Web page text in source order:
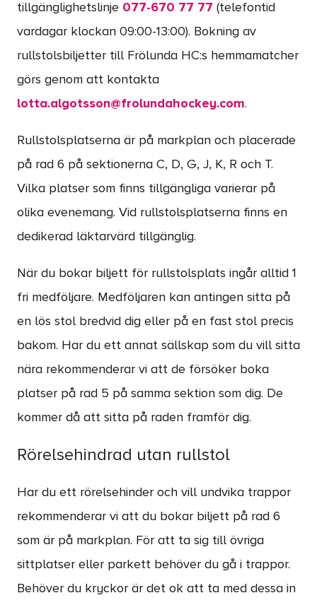
tillgänglighetslinje 077-670 77 77 (telefontid
vardagar klockan 09:00-13:00). Bokning av
rullstolsbiljetter till Frölunda HC:s hemmamatcher
görs genom att kontakta
lotta.algotsson@frolundahockey.com.
Rullstolsplatserna är på markplan och placerade
på rad 6 på sektionerna C, D, G, J, K, R och T.
Vilka platser som finns tillgängliga varierar på
olika evenemang. Vid rullstolsplatserna finns en
dedikerad läktarvärd tillgänglig.
När du bokar biljett för rullstolsplats ingår alltid 1
fri medföljare. Medföljaren kan antingen sitta på
en lös stol bredvid dig eller på en fast stol precis
bakom. Har du ett annat sällskap som du vill sitta
nära rekommenderar vi att de försöker boka
platser på rad 5 på samma sektion som dig. De
kommer då att sitta på raden framför dig.
Rörelsehindrad utan rullstol
Har du ett rörelsehinder och vill undvika trappor
rekommenderar vi att du bokar biljett på rad 6
som är på markplan. För att ta sig till övriga
sittplatser eller parkett behöver du gå i trappor.
Behöver du kryckor är det ok att ta med dessa in